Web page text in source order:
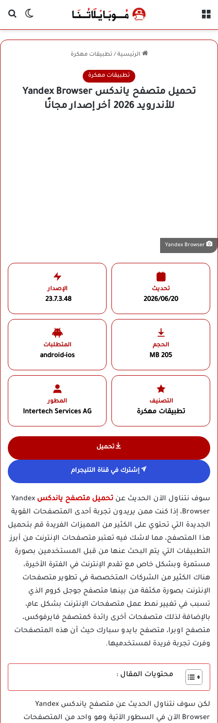
الوضع
الرئيسية / تطبيقات مهكرة
تطبيقات مهكرة
تحميل متصفح ياندكس Yandex Browser
للأندرويد 2026 أخر إصدار مجانًا
تحديث
2026/06/20
الإصدار
23.7.3.48
الحجم
205 MB
المتطلبات
android-ios
التصنيف
تطبيقات مهكرة
المطور
Intertech Services AG‏
تحميل
إشترك في قناة التليجرام
سوف نتناول الآن الحديث عن تحميل متصفح ياندكس Yandex
Browser، إذا كنت ممن يريدون تجربة أحدى المتصفحات القوية
الجديدة التي تحتوي على الكثير من المميزات الفريدة قم بتحميل
هذا المتصفح، مما لاشك فيه تعتبر متصفحات الإنترنت من أبرز
التطبيقات التي يتم البحث عنها من قبل المستخدمين بصورة
مستمرة وبشكل خاص مع تقدم الإنترنت في الفترة الأخيرة،
هناك الكثير من الشركات المتخصصة في تطوير متصفحات
الإنترنت بصورة مكثفة من بينها متصفح جوجل كروم الذي
تسبب في تغيير نمط عمل متصفحات الإنترنت بشكل عام،
بالإضافة لذلك متصفحات أخرى رائدة كمتصفح فايرفوكس،
متصفح اوبرا، متصفح بايدو سبارك حيث أن هذه المتصفحات
وفرت تجربة فريدة لمستخدميها.
محتويات المقال :
لكن سوف نتناول الحديث عن متصفح ياندكس Yandex
Browser الآن في السطور الآتية وهو واحد من المتصفحات